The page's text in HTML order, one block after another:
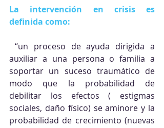
La intervención en crisis es
definida como:
auxiliar a una persona o familia a
soportar un suceso traumático de
modo que la probabilidad de
debilitar los efectos ( estigmas
sociales, daño físico) se aminore y la
probabilidad de crecimiento (nuevas